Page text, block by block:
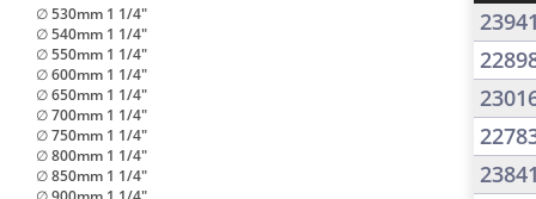
∅ 530mm 1 1/4"
∅ 540mm 1 1/4"
∅ 550mm 1 1/4"
∅ 600mm 1 1/4"
∅ 650mm 1 1/4"
∅ 700mm 1 1/4"
∅ 750mm 1 1/4"
∅ 800mm 1 1/4"
∅ 850mm 1 1/4"